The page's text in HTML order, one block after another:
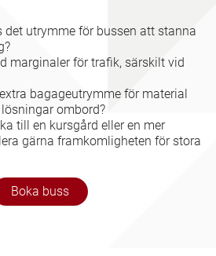
det utrymme för bussen att stanna
marginaler för trafik, särskilt vid
bagageutrymme för material
ombord?
till en kursgård eller en mer
gärna framkomligheten för stora
Boka buss